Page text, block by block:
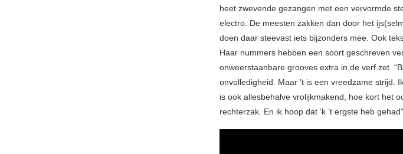
heet zwevende gezangen met een vervormde
electro. De meesten zakken dan door het
doen daar steevast iets bijzonders mee. Ook
Haar nummers hebben een soort geschreven
onweerstaanbare grooves extra in de verf zet.
onvolledigheid. Maar ’t is een vreedzame strijd.
is ook allesbehalve vrolijkmakend, hoe kort het
rechterzak. En ik hoop dat ‘k ’t ergste heb gehad”.